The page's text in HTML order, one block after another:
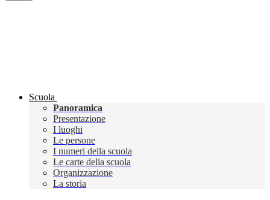
Scuola
Panoramica
Presentazione
I luoghi
Le persone
I numeri della scuola
Le carte della scuola
Organizzazione
La storia